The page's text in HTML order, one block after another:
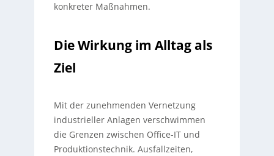
konkreter Maßnahmen.
Die Wirkung im Alltag als
Ziel
Mit der zunehmenden Vernetzung
industrieller Anlagen verschwimmen
die Grenzen zwischen Office-IT und
Produktionstechnik. Ausfallzeiten,